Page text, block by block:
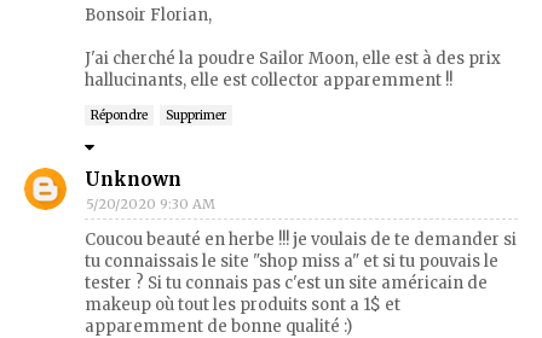
Bonsoir Florian,
J'ai cherché la poudre Sailor Moon, elle est à des prix
hallucinants, elle est collector apparemment !!
Répondre Supprimer
Unknown
5/20/2020 9:30 AM
Coucou beauté en herbe !!! je voulais de te demander si
tu connaissais le site "shop miss a" et si tu pouvais le
tester ? Si tu connais pas c'est un site américain de
makeup où tout les produits sont a 1$ et
apparemment de bonne qualité :)